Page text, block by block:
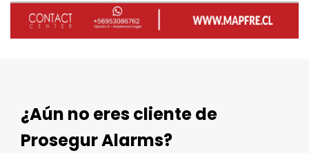
¿Aún no eres cliente de
Prosegur Alarms?